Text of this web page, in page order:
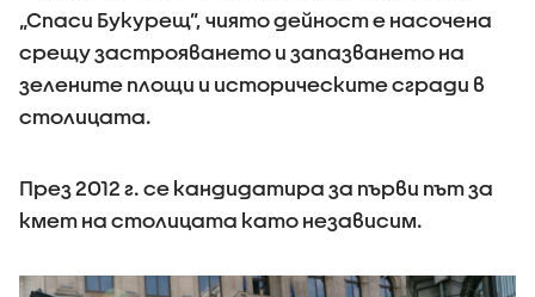
„Спаси Букурещ”, чиято дейност е насочена
срещу застрояването и запазването на
зелените площи и историческите сгради в
столицата.
През 2012 г. се кандидатира за първи път за
кмет на столицата като независим.